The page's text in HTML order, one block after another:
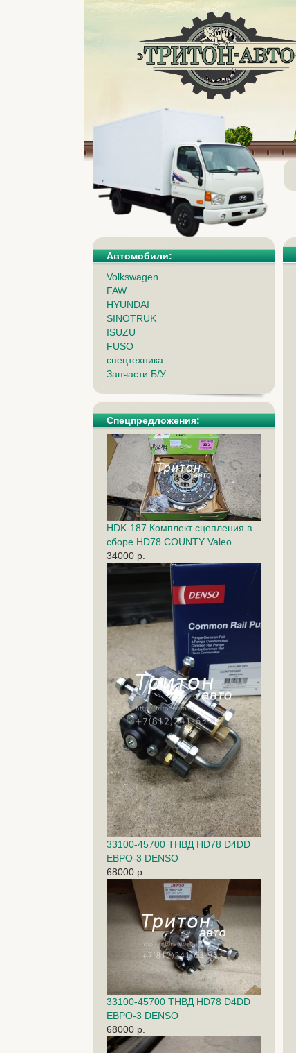
Автомобили:
Volkswagen
FAW
HYUNDAI
SINOTRUK
ISUZU
FUSO
спецтехника
Запчасти Б/У
Спецпредложения:
HDK-187 Комплект сцепления в
сборе HD78 COUNTY Valeo
34000 р.
33100-45700 ТНВД HD78 D4DD
ЕВРО-3 DENSO
68000 р.
33100-45700 ТНВД HD78 D4DD
ЕВРО-3 DENSO
68000 р.